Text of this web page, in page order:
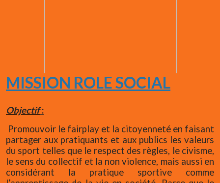
MISSION ROLE SOCIAL
Objectif:
Promouvoir le fairplay et la citoyenneté en faisant
partager aux pratiquants et aux publics les valeurs
du sport telles que le respect des règles, le civisme,
le sens du collectif et la non violence, mais aussi en
considérant la pratique sportive comme